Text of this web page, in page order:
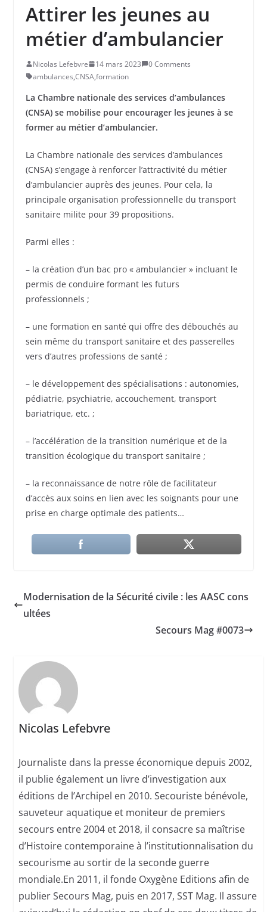
Attirer les jeunes au
métier d’ambulancier
Nicolas Lefebvre 14 mars 2023
0 Comments
ambulances,CNSA,formation
La Chambre nationale des services d’ambulances
(CNSA) se mobilise pour encourager les jeunes à se
former au métier d’ambulancier.
La Chambre nationale des services d’ambulances
(CNSA) s’engage à renforcer l’attractivité du métier
d’ambulancier auprès des jeunes. Pour cela, la
principale organisation professionnelle du transport
sanitaire milite pour 39 propositions.
Parmi elles :
– la création d’un bac pro « ambulancier » incluant le
permis de conduire formant les futurs
professionnels ;
– une formation en santé qui offre des débouchés au
sein même du transport sanitaire et des passerelles
vers d’autres professions de santé ;
– le développement des spécialisations : autonomies,
pédiatrie, psychiatrie, accouchement, transport
bariatrique, etc. ;
– l’accélération de la transition numérique et de la
transition écologique du transport sanitaire ;
– la reconnaissance de notre rôle de facilitateur
d’accès aux soins en lien avec les soignants pour une
prise en charge optimale des patients…
Modernisation de la Sécurité civile : les AASC cons
ultées
Secours Mag #0073
Nicolas Lefebvre
Journaliste dans la presse économique depuis 2002,
il publie également un livre d’investigation aux
éditions de l’Archipel en 2010. Secouriste bénévole,
sauveteur aquatique et moniteur de premiers
secours entre 2004 et 2018, il consacre sa maîtrise
d’Histoire contemporaine à l’institutionnalisation du
secourisme au sortir de la seconde guerre
mondiale.En 2011, il fonde Oxygène Editions afin de
publier Secours Mag, puis en 2017, SST Mag. Il assure